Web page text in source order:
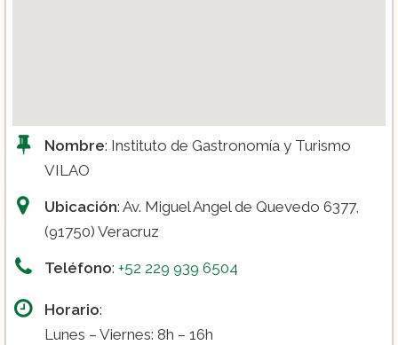
Nombre: Instituto de Gastronomía y Turismo
VILAO
Ubicación: Av. Miguel Angel de Quevedo 6377,
(91750) Veracruz
Teléfono: +52 229 939 6504
Horario:
Lunes – Viernes: 8h – 16h